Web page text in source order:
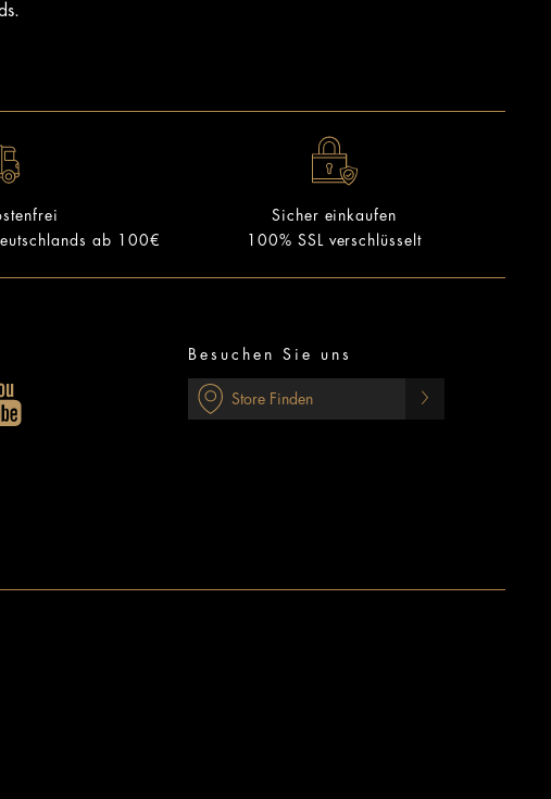
ab 100€
Sicher einkaufen
100% SSL verschlüsselt
Besuchen Sie uns